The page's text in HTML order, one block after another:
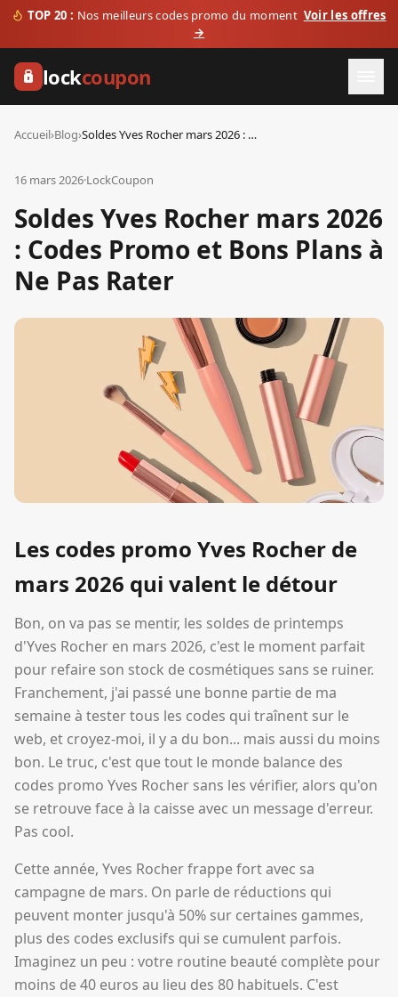
TOP 20 : Nos meilleurs codes promo du moment Voir les offres
→
lockcoupon
Accueil›Blog› Soldes Yves Rocher mars 2026 : Codes Promo et Bons Plans à Ne Pas Rater
16 mars 2026·LockCoupon
Soldes Yves Rocher mars 2026
: Codes Promo et Bons Plans à
Ne Pas Rater
Les codes promo Yves Rocher de
mars 2026 qui valent le détour
Bon, on va pas se mentir, les soldes de printemps
d'Yves Rocher en mars 2026, c'est le moment parfait
pour refaire son stock de cosmétiques sans se ruiner.
Franchement, j'ai passé une bonne partie de ma
semaine à tester tous les codes qui traînent sur le
web, et croyez-moi, il y a du bon... mais aussi du moins
bon. Le truc, c'est que tout le monde balance des
codes promo Yves Rocher sans les vérifier, alors qu'on
se retrouve face à la caisse avec un message d'erreur.
Pas cool.
Cette année, Yves Rocher frappe fort avec sa
campagne de mars. On parle de réductions qui
peuvent monter jusqu'à 50% sur certaines gammes,
plus des codes exclusifs qui se cumulent parfois.
Imaginez un peu : votre routine beauté complète pour
moins de 40 euros au lieu des 80 habituels. C'est